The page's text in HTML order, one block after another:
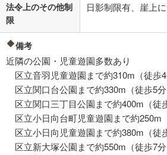
法令上のその他制
限
日影制限有、崖上
備考
近隣の公園・児童遊園多数あり
区立音羽児童遊園まで約310m（徒歩4
区立関口台公園まで約330m（徒歩5分
区立関口三丁目公園まで約400m（徒
区立小日向台町児童遊園まで約250m
区立小日向児童遊園まで約380m（徒
区立新大塚公園まで約550m（徒歩7分